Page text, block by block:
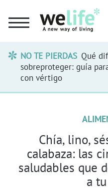
NO TE PIERDAS Qué
sobreproteger: guía
con vértigo
Chía, lino,
calabaza: las
saludables que
a